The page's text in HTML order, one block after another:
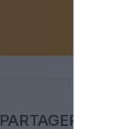
PARTAGER